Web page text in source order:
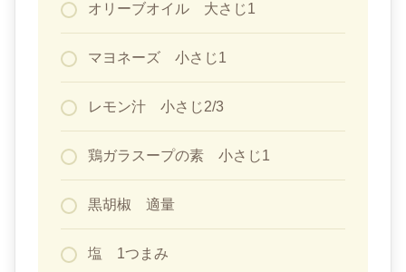
オリーブオイル 大さじ1
マヨネーズ 小さじ1
レモン汁 小さじ2/3
鶏ガラスープの素 小さじ1
黒胡椒 適量
塩 1つまみ